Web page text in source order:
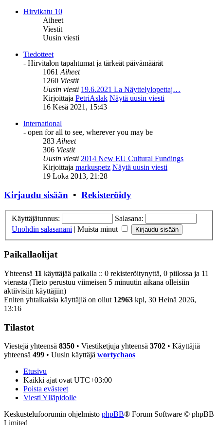
Hirvikatu 10
Aiheet
Viestit
Uusin viesti
Tiedotteet
- Hirvitalon tapahtumat ja tärkeät päivämäärät
1061Aiheet
1260 Viestit
Uusin viesti 19.6.2021 La Näyttelylopettaj…
Kirjoittaja PetriAslak Näytä uusin viesti
16 Kesä 2021, 15:43
International
- open for all to see, wherever you may be
283Aiheet
306 Viestit
Uusin viesti 2014 New EU Cultural Fundings
Kirjoittaja markuspetz Näytä uusin viesti
19 Loka 2013, 21:28
Kirjaudu sisään • Rekisteröidy
Käyttäjätunnus:
Salasana:
Unohdin salasanani | Muista minut
Paikallaolijat
Yhteensä 11 käyttäjää paikalla :: 0 rekisteröitynyttä, 0 piilossa ja 11
vierasta (Tieto perustuu viimeisen 5 minuutin aikana olleisiin
aktiivisiin käyttäjiin)
Eniten yhtaikaisia käyttäjiä on ollut 12963 kpl, 30 Heinä 2026,
13:16
Tilastot
Viestejä yhteensä 8350 • Viestiketjuja yhteensä 3702 • Käyttäjiä
yhteensä 499 • Uusin käyttäjä wortychaos
Etusivu
Kaikki ajat ovat UTC+03:00
Poista evästeet
Viesti Ylläpidolle
Keskustelufoorumin ohjelmisto phpBB® Forum Software © phpBB
Limited